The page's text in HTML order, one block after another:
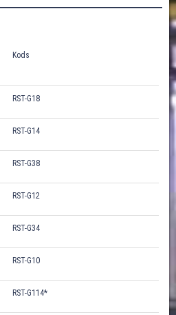
Kods
RST-G18
RST-G14
RST-G38
RST-G12
RST-G34
RST-G10
RST-G114*